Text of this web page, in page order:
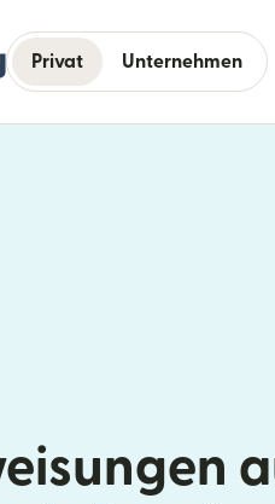
Privat Unternehmen